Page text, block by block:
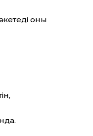
оны